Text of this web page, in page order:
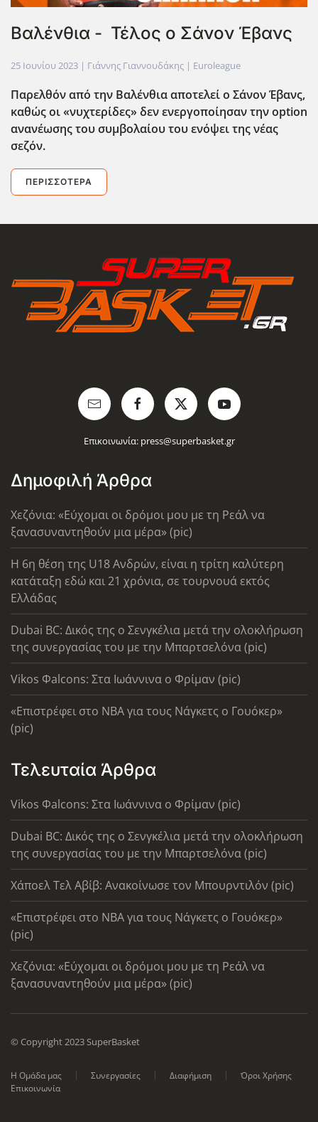
Βαλένθια - Τέλος ο Σάνον Έβανς
25 Ιουνίου 2023 | Γιάννης Γιαννουδάκης | Euroleague
Παρελθόν από την Βαλένθια αποτελεί ο Σάνον Έβανς,
καθώς οι «νυχτερίδες» δεν ενεργοποίησαν την option
ανανέωσης του συμβολαίου του ενόψει της νέας
σεζόν.
ΠΕΡΙΣΣΌΤΕΡΑ
Επικοινωνία: press@superbasket.gr
Δημοφιλή Άρθρα
Χεζόνια: «Εύχομαι οι δρόμοι μου με τη Ρεάλ να
ξανασυναντηθούν μια μέρα» (pic)
Η 6η θέση της U18 Ανδρών, είναι η τρίτη καλύτερη
κατάταξη εδώ και 21 χρόνια, σε τουρνουά εκτός
Ελλάδας
Dubai BC: Δικός της ο Σενγκέλια μετά την ολοκλήρωση
της συνεργασίας του με την Μπαρτσελόνα (pic)
Vikos Φalcons: Στα Ιωάννινα ο Φρίμαν (pic)
«Επιστρέφει στο ΝΒΑ για τους Νάγκετς ο Γουόκερ»
(pic)
Τελευταία Άρθρα
Vikos Φalcons: Στα Ιωάννινα ο Φρίμαν (pic)
Dubai BC: Δικός της ο Σενγκέλια μετά την ολοκλήρωση
της συνεργασίας του με την Μπαρτσελόνα (pic)
Χάποελ Τελ Αβίβ: Ανακοίνωσε τον Μπουρντιλόν (pic)
«Επιστρέφει στο ΝΒΑ για τους Νάγκετς ο Γουόκερ»
(pic)
Χεζόνια: «Εύχομαι οι δρόμοι μου με τη Ρεάλ να
ξανασυναντηθούν μια μέρα» (pic)
© Copyright 2023 SuperBasket
Η Ομάδα μας Συνεργασίες Διαφήμιση
Όροι Χρήσης
Επικοινωνία